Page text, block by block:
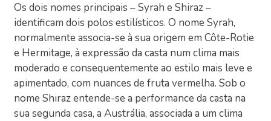
Os dois nomes principais – Syrah e Shiraz –
identificam dois polos estilísticos. O nome Syrah,
normalmente associa-se à sua origem em Côte-Rotie
e Hermitage, à expressão da casta num clima mais
moderado e consequentemente ao estilo mais leve e
apimentado, com nuances de fruta vermelha. Sob o
nome Shiraz entende-se a performance da casta na
sua segunda casa, a Austrália, associada a um clima